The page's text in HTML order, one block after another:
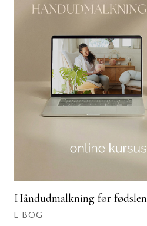
Håndudmalkning før fødslen
E-BOG